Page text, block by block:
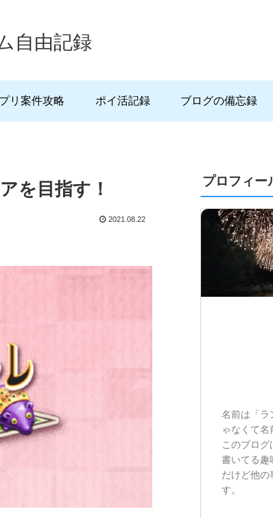
自由記録
リ案件攻略 ポイ活記録 ブログの備忘録
を目指す！
2021.08.22
プロフィー
名前は「ラ
ゃなくて名
このブログ
書いてる趣
だけど他の
す。